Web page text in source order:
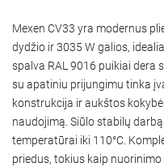
Mexen CV33 yra modernus
dydžio ir 3035 W galios,
spalva RAL 9016 puikiai dera
su apatiniu prijungimu tinka
konstrukcija ir aukštos
naudojimą. Siūlo stabilų
temperatūrai iki 110°C.
priedus, tokius kaip